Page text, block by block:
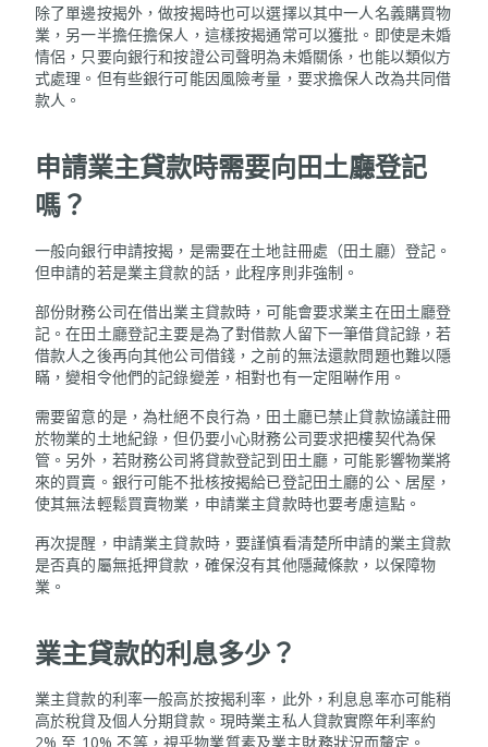
除了單邊按揭外，做按揭時也可以選擇以其中一人名義購買物
業，另一半擔任擔保人，這樣按揭通常可以獲批。即使是未婚
情侶，只要向銀行和按證公司聲明為未婚關係，也能以類似方
式處理。但有些銀行可能因風險考量，要求擔保人改為共同借
款人。
申請業主貸款時需要向田土廳登記
嗎？
一般向銀行申請按揭，是需要在土地註冊處（田土廳）登記。
但申請的若是業主貸款的話，此程序則非強制。
部份財務公司在借出業主貸款時，可能會要求業主在田土廳登
記。在田土廳登記主要是為了對借款人留下一筆借貸記錄，若
借款人之後再向其他公司借錢，之前的無法還款問題也難以隱
瞞，變相令他們的記錄變差，相對也有一定阻嚇作用。
需要留意的是，為杜絕不良行為，田土廳已禁止貸款協議註冊
於物業的土地紀錄，但仍要小心財務公司要求把樓契代為保
管。另外，若財務公司將貸款登記到田土廳，可能影響物業將
來的買賣。銀行可能不批核按揭給已登記田土廳的公、居屋，
使其無法輕鬆買賣物業，申請業主貸款時也要考慮這點。
再次提醒，申請業主貸款時，要謹慎看清楚所申請的業主貸款
是否真的屬無抵押貸款，確保沒有其他隱藏條款，以保障物
業。
業主貸款的利息多少？
業主貸款的利率一般高於按揭利率，此外，利息息率亦可能稍
高於稅貸及個人分期貸款。現時業主私人貸款實際年利率約
2% 至 10% 不等，視乎物業質素及業主財務狀況而釐定。